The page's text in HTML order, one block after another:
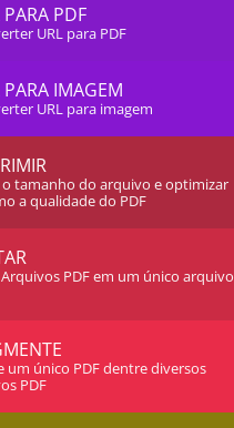
PARA PDF
URL para PDF
PARA IMAGEM
URL para imagem
o tamanho do arquivo e optimizar
a qualidade do PDF
Arquivos PDF em um único arquivo
um único PDF dentre diversos
PDF